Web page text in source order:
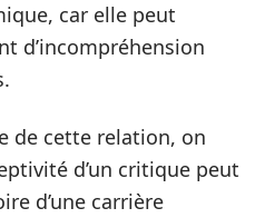
car elle peut
d’incompréhension
de cette relation, on
d’un critique peut
d’une carrière